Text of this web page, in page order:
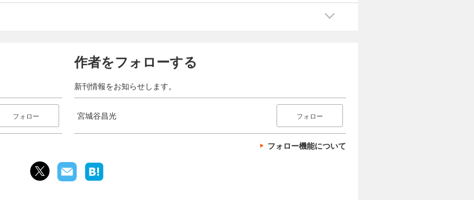
フォロー
作者をフォローする
新刊情報をお知らせします。
宮城谷昌光 フォロー
フォロー機能について